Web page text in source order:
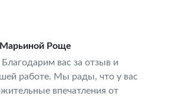
Роще
вас за отзыв и
работе. Мы рады, что у вас
впечатления от